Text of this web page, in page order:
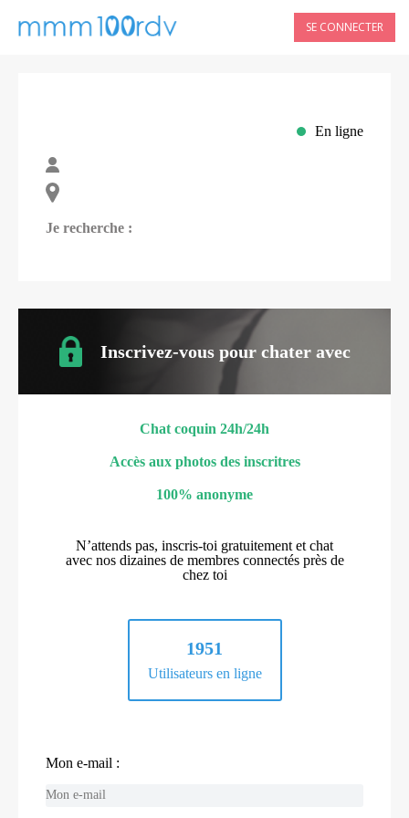
SE CONNECTER
En ligne
Je recherche :
Inscrivez-vous pour chater avec
Chat coquin 24h/24h
Accès aux photos des inscritres
100% anonyme
N’attends pas, inscris-toi gratuitement et chat
avec nos dizaines de membres connectés près de
chez toi
1951
Utilisateurs en ligne
Mon e-mail :